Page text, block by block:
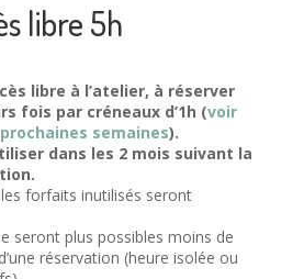
libre 5h
libre à l’atelier, à réserver
fois par créneaux d’1h (voir
semaines).
dans les 2 mois suivant la
forfaits inutilisés seront
seront plus possibles moins de
réservation (heure isolée ou